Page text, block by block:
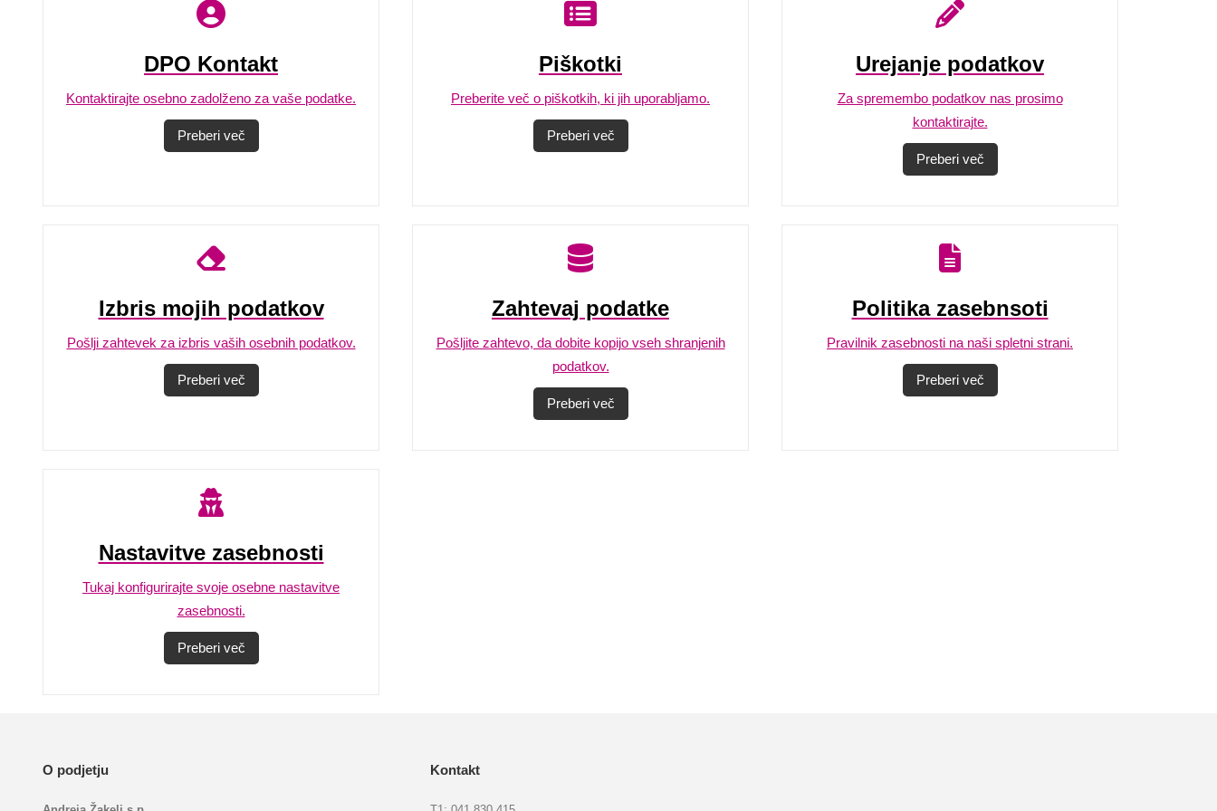
DPO Kontakt
Kontaktirajte osebno zadolženo za vaše podatke.
Preberi več
Piškotki
Preberite več o piškotkih, ki jih uporabljamo.
Preberi več
Urejanje podatkov
Za spremembo podatkov nas prosimo
kontaktirajte.
Preberi več
Izbris mojih podatkov
Pošlji zahtevek za izbris vaših osebnih podatkov.
Preberi več
Zahtevaj podatke
Pošljite zahtevo, da dobite kopijo vseh shranjenih
podatkov.
Preberi več
Politika zasebnsoti
Pravilnik zasebnosti na naši spletni strani.
Preberi več
Nastavitve zasebnosti
Tukaj konfigurirajte svoje osebne nastavitve
zasebnosti.
Preberi več
O podjetju Kontakt